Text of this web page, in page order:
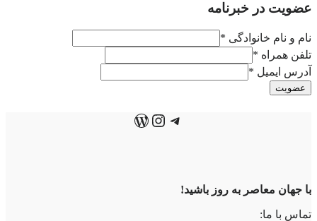
عضویت در خبرنامه
نام و نام خانوادگی *
تلفن همراه *
آدرس ایمیل *
عضویت
تلگرام
اینستاگرم
وردپرس
با جهان معاصر به روز باشید!
تماس با ما: